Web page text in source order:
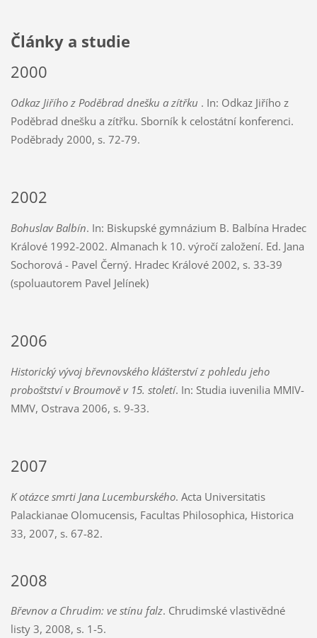
Články a studie
2000
Odkaz Jiřího z Poděbrad dnešku a zítřku . In: Odkaz Jiřího z
Poděbrad dnešku a zítřku. Sborník k celostátní konferenci.
Poděbrady 2000, s. 72-79.
2002
Bohuslav Balbín. In: Biskupské gymnázium B. Balbína Hradec
Králové 1992-2002. Almanach k 10. výročí založení. Ed. Jana
Sochorová - Pavel Černý. Hradec Králové 2002, s. 33-39
(spoluautorem Pavel Jelínek)
2006
Historický vývoj břevnovského klášterství z pohledu jeho
proboštství v Broumově v 15. století. In: Studia iuvenilia MMIV-
MMV, Ostrava 2006, s. 9-33.
2007
K otázce smrti Jana Lucemburského. Acta Universitatis
Palackianae Olomucensis, Facultas Philosophica, Historica
33, 2007, s. 67-82.
2008
Břevnov a Chrudim: ve stínu falz. Chrudimské vlastivědné
listy 3, 2008, s. 1-5.